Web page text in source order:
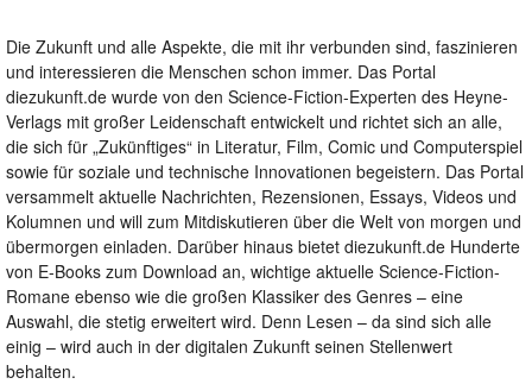
Die Zukunft und alle Aspekte, die mit ihr verbunden sind, faszinieren
und interessieren die Menschen schon immer. Das Portal
diezukunft.de wurde von den Science-Fiction-Experten des Heyne-
Verlags mit großer Leidenschaft entwickelt und richtet sich an alle,
die sich für „Zukünftiges“ in Literatur, Film, Comic und Computerspiel
sowie für soziale und technische Innovationen begeistern. Das Portal
versammelt aktuelle Nachrichten, Rezensionen, Essays, Videos und
Kolumnen und will zum Mitdiskutieren über die Welt von morgen und
übermorgen einladen. Darüber hinaus bietet diezukunft.de Hunderte
von E-Books zum Download an, wichtige aktuelle Science-Fiction-
Romane ebenso wie die großen Klassiker des Genres – eine
Auswahl, die stetig erweitert wird. Denn Lesen – da sind sich alle
einig – wird auch in der digitalen Zukunft seinen Stellenwert
behalten.